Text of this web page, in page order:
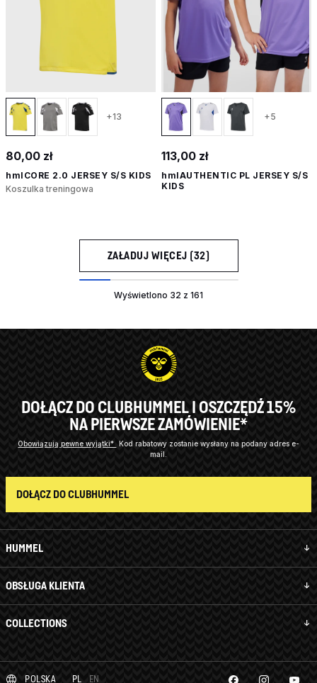
+13
80,00 zł
hmlCORE 2.0 JERSEY S/S KIDS
Koszulka treningowa
+5
113,00 zł
hmlAUTHENTIC PL JERSEY S/S
KIDS
ZAŁADUJ WIĘCEJ (32)
Wyświetlono 32 z 161
HUMMEL
OBSŁUGA KLIENTA
COLLECTIONS
DOŁĄCZ DO CLUBHUMMEL I OSZCZĘDŹ 15%
NA PIERWSZE ZAMÓWIENIE*
Obowiązują pewne wyjątki* Kod rabatowy zostanie wysłany na podany adres e-
mail.
DOŁĄCZ DO CLUBHUMMEL
POLSKA PL EN